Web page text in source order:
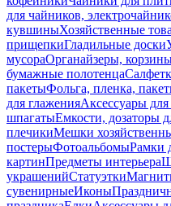
для чайников,
кувшиныХозяйственные
прищепкиГладильные доски
мусораОрганайзеры,
бумажные полотенца
пакетыФольга, пленка,
для глаженияАксессуары
шпагатыЕмкости, дозаторы
плечикиМешки
постерыФотоальбомыРамки
картинПредметы интерьера
украшенийСтатуэтки
сувенирныеИконы